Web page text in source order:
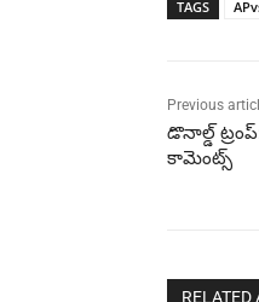
TAGS
Previous
డొనాల్డ్
కామెంట్స్
RELATED